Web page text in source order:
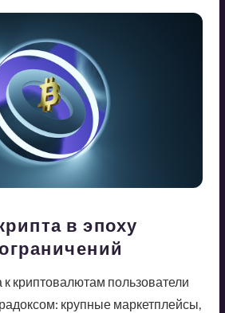
в эпоху
криптовалютам пользователи
крупные маркетплейсы,